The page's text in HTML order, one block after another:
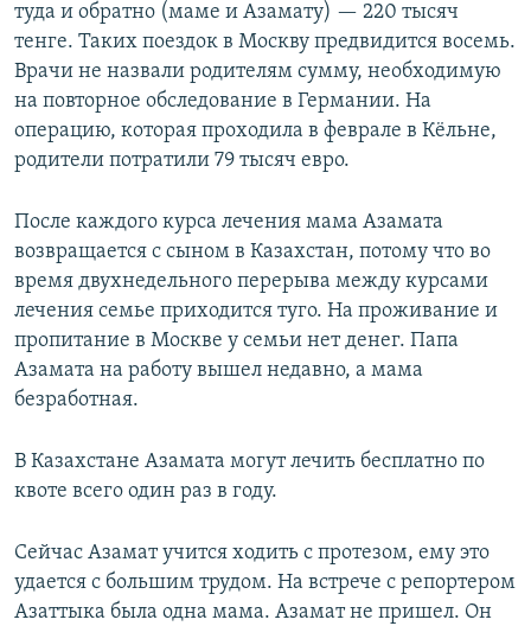
туда и обратно (маме и Азамату) — 220 тысяч
тенге. Таких поездок в Москву предвидится восемь.
Врачи не назвали родителям сумму, необходимую
на повторное обследование в Германии. На
операцию, которая проходила в феврале в Кёльне,
родители потратили 79 тысяч евро.
После каждого курса лечения мама Азамата
возвращается с сыном в Казахстан, потому что во
время двухнедельного перерыва между курсами
лечения семье приходится туго. На проживание и
пропитание в Москве у семьи нет денег. Папа
Азамата на работу вышел недавно, а мама
безработная.
В Казахстане Азамата могут лечить бесплатно по
квоте всего один раз в году.
Сейчас Азамат учится ходить с протезом, ему это
удается с большим трудом. На встрече с репортером
Азаттыка была одна мама. Азамат не пришел. Он